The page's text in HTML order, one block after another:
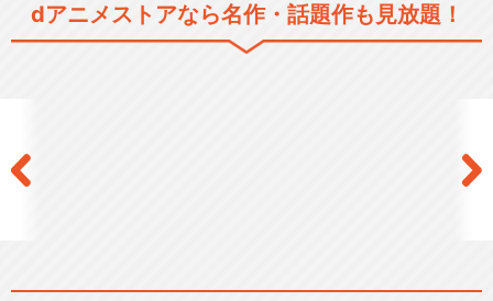
dアニメストアなら名作・話題作も見放題！